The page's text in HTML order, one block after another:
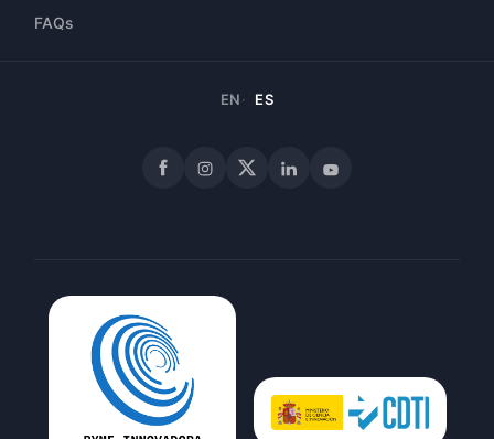
FAQs
EN ES
FacebookInstagram
X LinkedInYouTube